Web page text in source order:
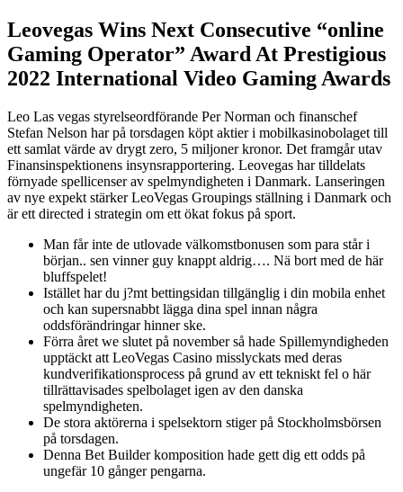
Leovegas Wins Next Consecutive “online
Gaming Operator” Award At Prestigious
2022 International Video Gaming Awards
Leo Las vegas styrelseordförande Per Norman och finanschef
Stefan Nelson har på torsdagen köpt aktier i mobilkasinobolaget till
ett samlat värde av drygt zero, 5 miljoner kronor. Det framgår utav
Finansinspektionens insynsrapportering. Leovegas har tilldelats
förnyade spellicenser av spelmyndigheten i Danmark. Lanseringen
av nye expekt stärker LeoVegas Groupings ställning i Danmark och
är ett directed i strategin om ett ökat fokus på sport.
Man får inte de utlovade välkomstbonusen som para står i
början.. sen vinner guy knappt aldrig…. Nä bort med de här
bluffspelet!
Istället har du j?mt bettingsidan tillgänglig i din mobila enhet
och kan supersnabbt lägga dina spel innan några
oddsförändringar hinner ske.
Förra året we slutet på november så hade Spillemyndigheden
upptäckt att LeoVegas Casino misslyckats med deras
kundverifikationsprocess på grund av ett tekniskt fel o här
tillrättavisades spelbolaget igen av den danska
spelmyndigheten.
De stora aktörerna i spelsektorn stiger på Stockholmsbörsen
på torsdagen.
Denna Bet Builder komposition hade gett dig ett odds på
ungefär 10 gånger pengarna.